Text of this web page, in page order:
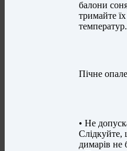
балони
тримайте
температур.
Пічне
• Не
Слідкуйте,
димарів не